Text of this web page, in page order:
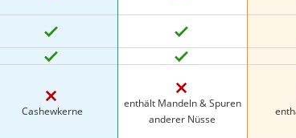
Cashewkerne
enthält Mandeln & Spuren
anderer Nüsse